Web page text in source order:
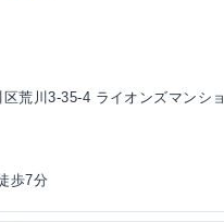
荒川3-35-4 ライオンズマンショ
歩7分